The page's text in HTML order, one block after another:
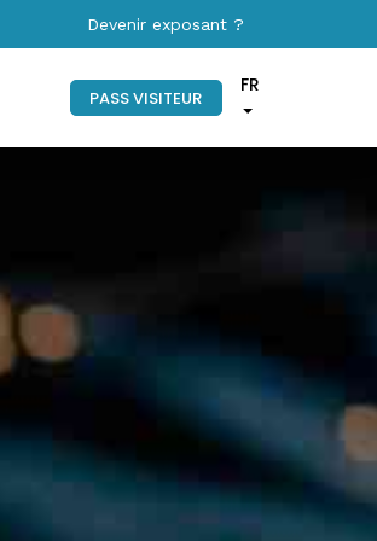
Devenir exposant ?
PASS VISITEUR
FR